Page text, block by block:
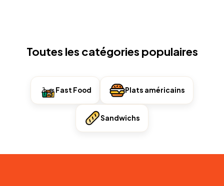
Toutes les catégories populaires
Fast Food Plats américains
Sandwichs